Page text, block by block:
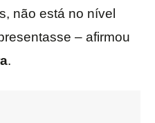
não está no nível
– afirmou
.